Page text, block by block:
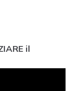
il